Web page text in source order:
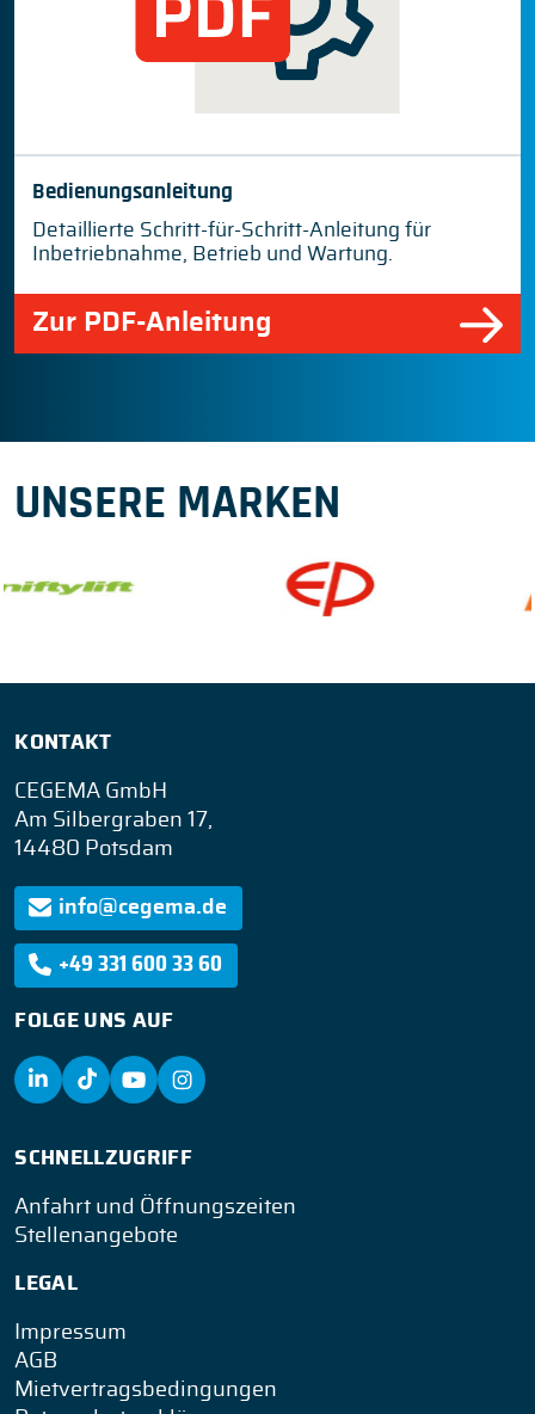
Bedienungsanleitung
Detaillierte Schritt-für-Schritt-Anleitung für
Inbetriebnahme, Betrieb und Wartung.
Zur PDF-Anleitung
UNSERE MARKEN
KONTAKT
CEGEMA GmbH
Am Silbergraben 17,
14480 Potsdam
info@cegema.de
+49 331 600 33 60
FOLGE UNS AUF
SCHNELLZUGRIFF
Anfahrt und Öffnungszeiten
Stellenangebote
LEGAL
Impressum
AGB
Mietvertragsbedingungen